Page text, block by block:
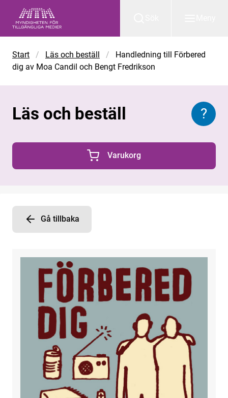
Start / Läs och beställ /
Handledning till Förbered
dig av Moa Candil och Bengt Fredrikson
Läs och beställ ?
0 Produkter i varukorgen
Varukorg
Gå tillbaka